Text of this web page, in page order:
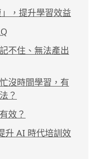
，提升學習效益
不住、無法產出
沒時間學習，有
？
效？
升 AI 時代培訓效